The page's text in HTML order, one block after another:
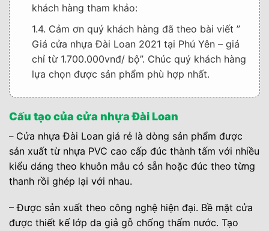
khách hàng tham khảo:
1.4. Cảm ơn quý khách hàng đã theo bài viết ”
Giá cửa nhựa Đài Loan 2021 tại Phú Yên – giá
chỉ từ 1.700.000vnđ/ bộ”. Chúc quý khách hàng
lựa chọn được sản phẩm phù hợp nhất.
Cấu tạo của cửa nhựa Đài Loan
– Cửa nhựa Đài Loan giá rẻ là dòng sản phẩm được
sản xuất từ nhựa PVC cao cấp đúc thành tấm với nhiều
kiểu dáng theo khuôn mẫu có sẵn hoặc đúc theo từng
thanh rồi ghép lại với nhau.
– Được sản xuất theo công nghệ hiện đại. Bề mặt cửa
được thiết kế lớp da giả gỗ chống thấm nước. Tạo